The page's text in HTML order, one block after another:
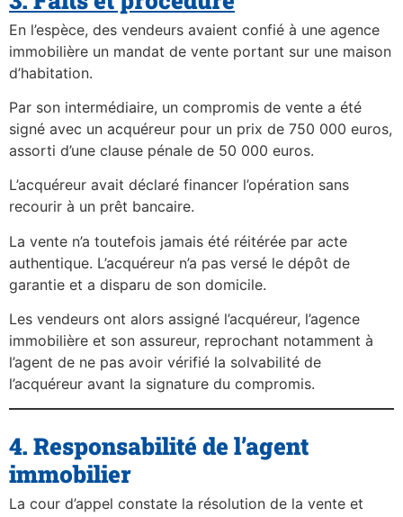
En l’espèce, des vendeurs avaient confié à une agence
immobilière un mandat de vente portant sur une maison
d’habitation.
Par son intermédiaire, un compromis de vente a été
signé avec un acquéreur pour un prix de 750 000 euros,
assorti d’une clause pénale de 50 000 euros.
L’acquéreur avait déclaré financer l’opération sans
recourir à un prêt bancaire.
La vente n’a toutefois jamais été réitérée par acte
authentique. L’acquéreur n’a pas versé le dépôt de
garantie et a disparu de son domicile.
Les vendeurs ont alors assigné l’acquéreur, l’agence
immobilière et son assureur, reprochant notamment à
l’agent de ne pas avoir vérifié la solvabilité de
l’acquéreur avant la signature du compromis.
4. Responsabilité de l’agent
immobilier
La cour d’appel constate la résolution de la vente et